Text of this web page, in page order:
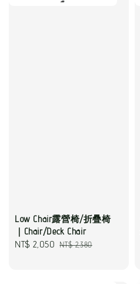
Low Chair露營椅/折疊椅
｜Chair/Deck Chair
Sale
NT$ 2,050 Regular
NT$ 2,380